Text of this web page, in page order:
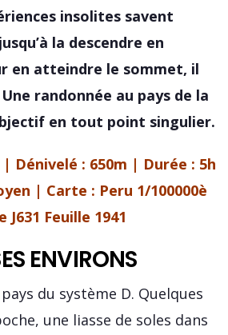
insolites savent
la descendre en
en atteindre le sommet, il
randonnée au pays de la
en tout point singulier.
Dénivelé : 650m | Durée : 5h
| Carte : Peru 1/100000è
J631 Feuille 1941
ENVIRONS
du système D. Quelques
une liasse de soles dans